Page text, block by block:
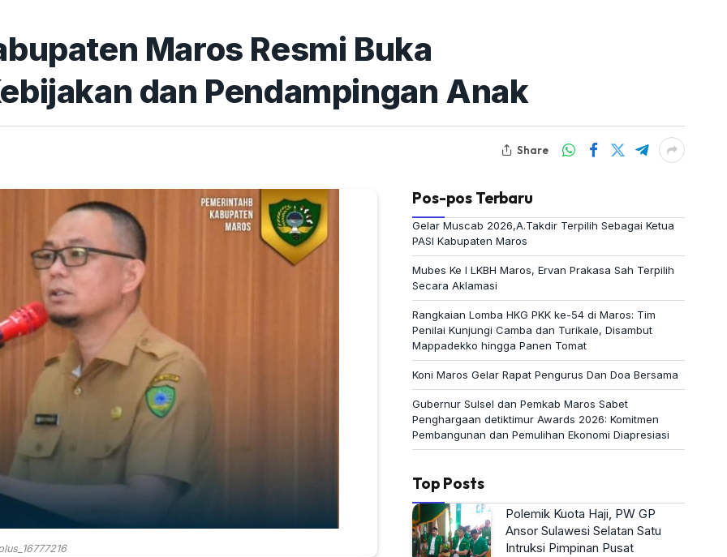
Maros Resmi Buka
dan Pendampingan Anak
Share
Pos-pos Terbaru
Gelar Muscab 2026,A.Takdir Terpilih Sebagai Ketua
PASI Kabupaten Maros
Mubes Ke I LKBH Maros, Ervan Prakasa Sah Terpilih
Secara Aklamasi
Rangkaian Lomba HKG PKK ke-54 di Maros: Tim
Penilai Kunjungi Camba dan Turikale, Disambut
Mappadekko hingga Panen Tomat
Koni Maros Gelar Rapat Pengurus Dan Doa Bersama
Gubernur Sulsel dan Pemkab Maros Sabet
Penghargaan detiktimur Awards 2026: Komitmen
Pembangunan dan Pemulihan Ekonomi Diapresiasi
Top Posts
Polemik Kuota Haji, PW GP
Ansor Sulawesi Selatan Satu
Intruksi Pimpinan Pusat